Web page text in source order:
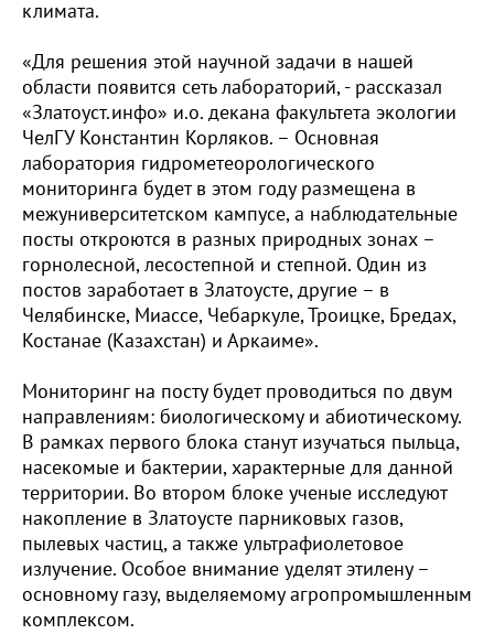
климата.
«Для решения этой научной задачи в нашей
области появится сеть лабораторий, - рассказал
«Златоуст.инфо» и.о. декана факультета экологии
ЧелГУ Константин Корляков. – Основная
лаборатория гидрометеорологического
мониторинга будет в этом году размещена в
межуниверситетском кампусе, а наблюдательные
посты откроются в разных природных зонах –
горнолесной, лесостепной и степной. Один из
постов заработает в Златоусте, другие – в
Челябинске, Миассе, Чебаркуле, Троицке, Бредах,
Костанае (Казахстан) и Аркаиме».
Мониторинг на посту будет проводиться по двум
направлениям: биологическому и абиотическому.
В рамках первого блока станут изучаться пыльца,
насекомые и бактерии, характерные для данной
территории. Во втором блоке ученые исследуют
накопление в Златоусте парниковых газов,
пылевых частиц, а также ультрафиолетовое
излучение. Особое внимание уделят этилену –
основному газу, выделяемому агропромышленным
комплексом.